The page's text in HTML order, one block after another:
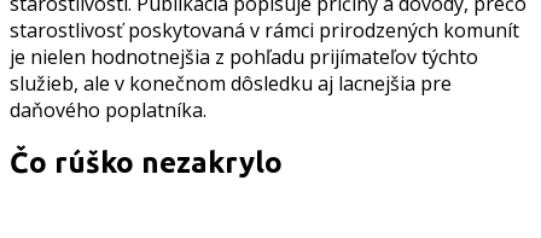
starostlivosť poskytovaná v rámci prirodzených komunít
je nielen hodnotnejšia z pohľadu prijímateľov týchto
služieb, ale v konečnom dôsledku aj lacnejšia pre
daňového poplatníka.
Čo rúško nezakrylo